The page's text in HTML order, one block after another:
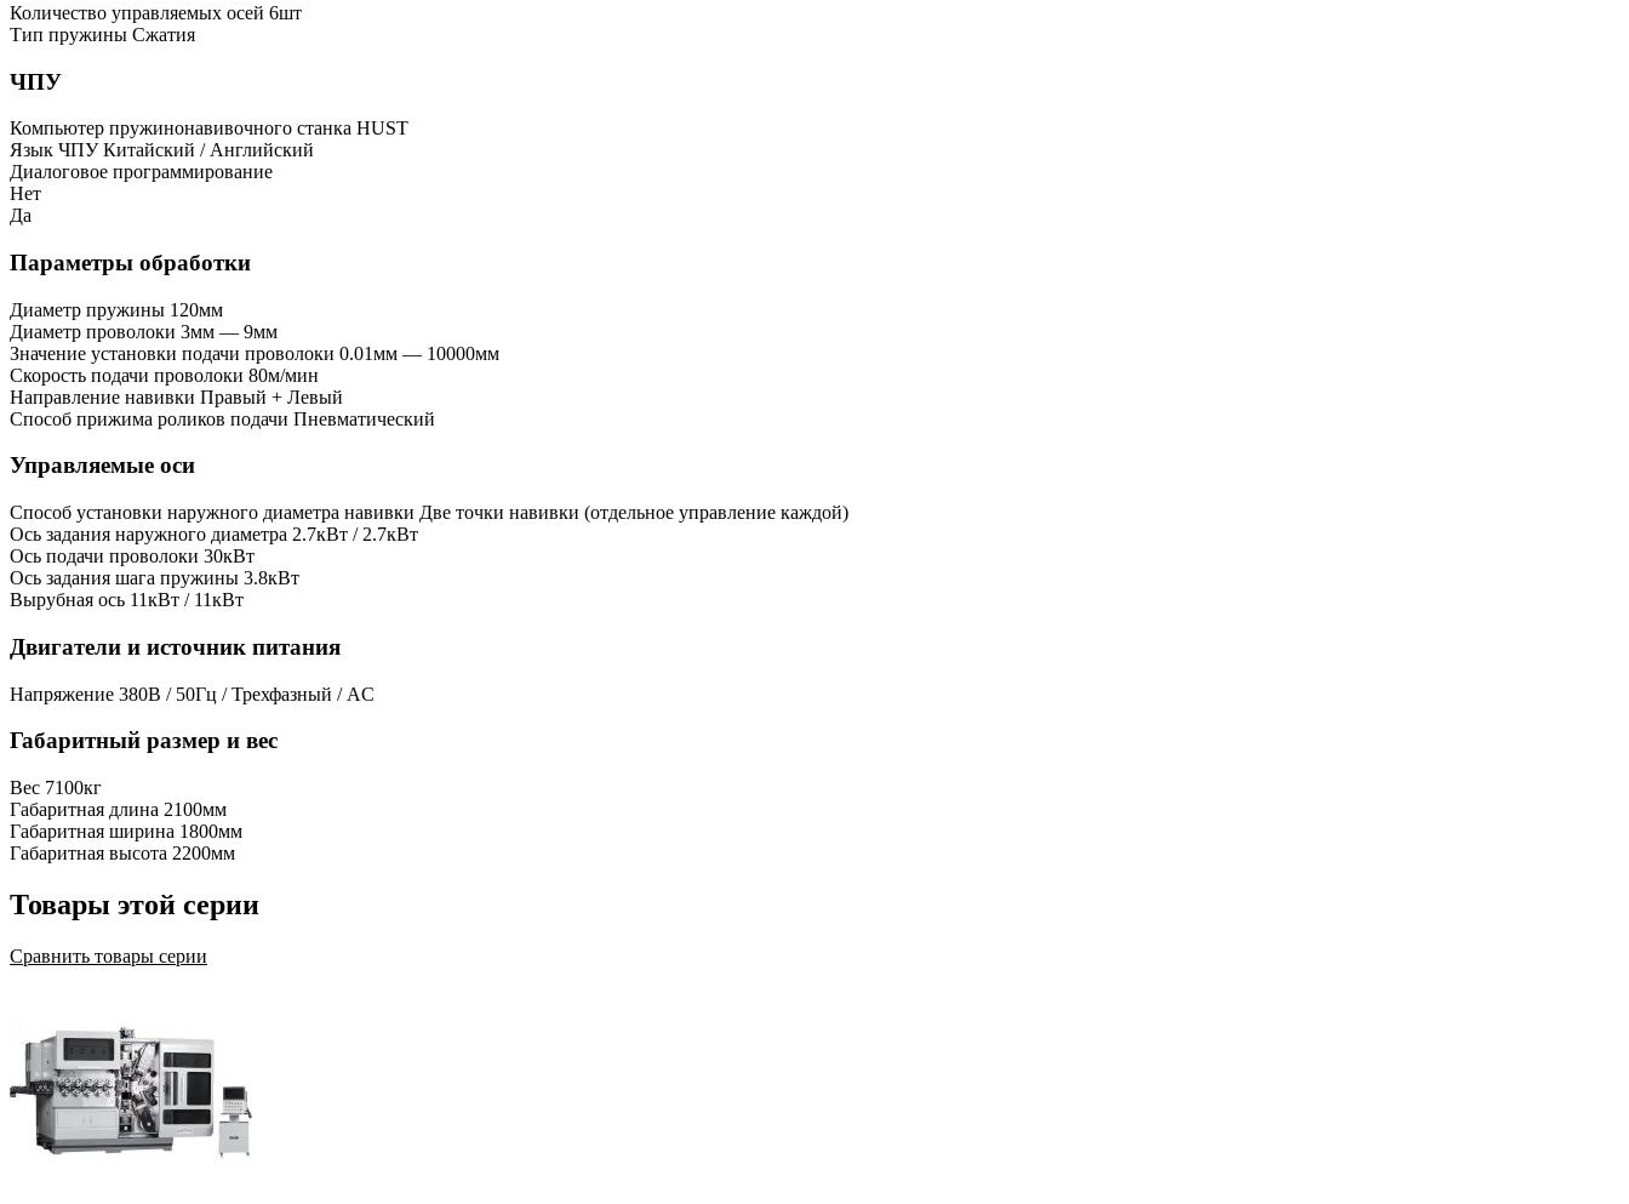
Количество управляемых осей 6шт
Тип пружины Сжатия
ЧПУ
Компьютер пружинонавивочного станка HUST
Язык ЧПУ Китайский / Английский
Диалоговое программирование
Нет
Да
Параметры обработки
Диаметр пружины 120мм
Диаметр проволоки 3мм — 9мм
Значение установки подачи проволоки 0.01мм — 10000мм
Скорость подачи проволоки 80м/мин
Направление навивки Правый + Левый
Способ прижима роликов подачи Пневматический
Управляемые оси
Способ установки наружного диаметра навивки Две точки навивки (отдельное управление каждой)
Ось задания наружного диаметра 2.7кВт / 2.7кВт
Ось подачи проволоки 30кВт
Ось задания шага пружины 3.8кВт
Вырубная ось 11кВт / 11кВт
Двигатели и источник питания
Напряжение 380В / 50Гц / Трехфазный / AC
Габаритный размер и вес
Вес 7100кг
Габаритная длина 2100мм
Габаритная ширина 1800мм
Габаритная высота 2200мм
Товары этой серии
Сравнить товары серии